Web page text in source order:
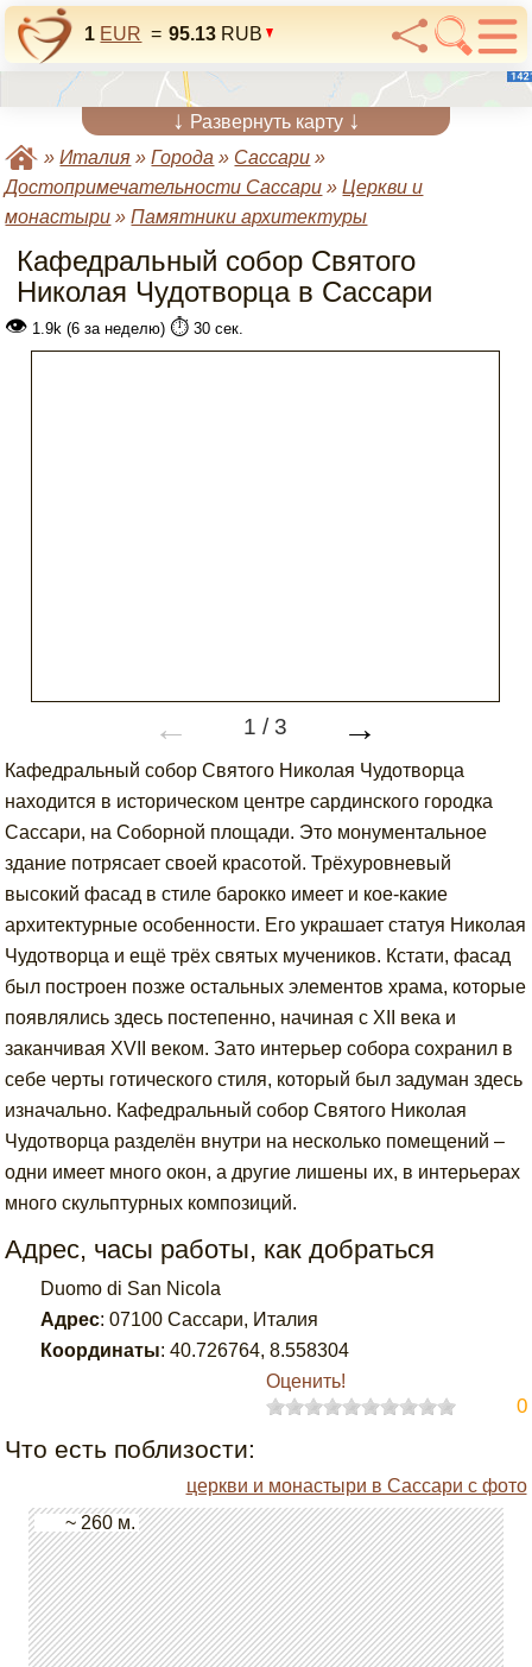
1 EUR = 95.13 RUB
↓ Развернуть карту ↓
»Италия »Города » Сассари »
Достопримечательности Сассари »Церкви и
монастыри »Памятники архитектуры
Кафедральный собор Святого
Николая Чудотворца в Сассари
👁 1.9k (6 за неделю) ⏱️ 30 сек.
← 1 /3 →
Кафедральный собор Святого Николая Чудотворца
находится в историческом центре сардинского городка
Сассари, на Соборной площади. Это монументальное
здание потрясает своей красотой. Трёхуровневый
высокий фасад в стиле барокко имеет и кое-какие
архитектурные особенности. Его украшает статуя Николая
Чудотворца и ещё трёх святых мучеников. Кстати, фасад
был построен позже остальных элементов храма, которые
появлялись здесь постепенно, начиная с XII века и
заканчивая XVII веком. Зато интерьер собора сохранил в
себе черты готического стиля, который был задуман здесь
изначально. Кафедральный собор Святого Николая
Чудотворца разделён внутри на несколько помещений –
одни имеет много окон, а другие лишены их, в интерьерах
много скульптурных композиций.
Адрес, часы работы, как добраться
Duomo di San Nicola
Адрес:07100 Сассари, Италия
Координаты: 40.726764,8.558304
Оценить!
0
Что есть поблизости:
церкви и монастыри в Сассари с фото
~ 260 м.